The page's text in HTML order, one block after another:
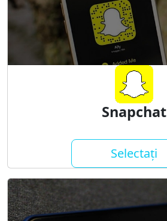
Snapchat
Selectați